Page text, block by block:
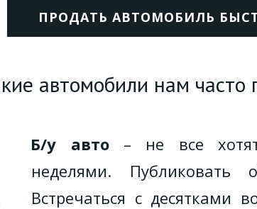
ПРОДАТЬ АВТОМОБИЛЬ
автомобили нам часто
Б/у авто– не все хотят
неделями. Публиковать
Встречаться с десятками